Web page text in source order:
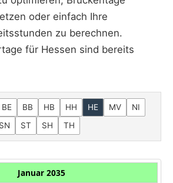
oder einfach Ihre
zu berechnen.
für Hessen sind bereits
BE BB HB HH HE MV
NI
SN ST SH TH
Januar 2035